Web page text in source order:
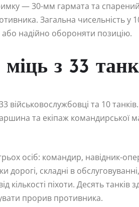
— 30-мм гармата та
Загальна чисельність у
або надійно обороняти позицію.
з 33
військовослужбовці та 10
та екіпаж командирської
осіб: командир, навідник-
складні в обслуговуванні,
кількості піхоти. Десять танків
прорив противника.